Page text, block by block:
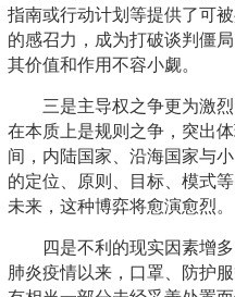
指南或行动计划等提供了可
的感召力，成为打破谈判僵
其价值和作用不容小觑。
三是主导权之争更为激
在本质上是规则之争，突出
间，内陆国家、沿海国家与
的定位、原则、目标、模式
未来，这种博弈将愈演愈烈。
四是不利的现实因素增
肺炎疫情以来，口罩、防护